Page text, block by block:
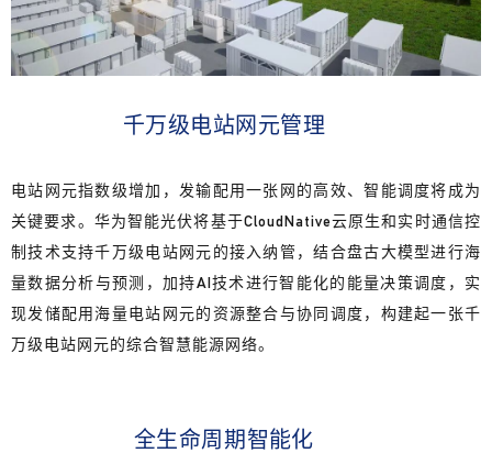
千万级电站网元管理
电站网元指数级增加，发输配用一张网的高效、智能调度将成为
关键要求。华为智能光伏将基于CloudNative云原生和实时通信控
制技术支持千万级电站网元的接入纳管，结合盘古大模型进行海
量数据分析与预测，加持AI技术进行智能化的能量决策调度，实
现发储配用海量电站网元的资源整合与协同调度，构建起一张千
万级电站网元的综合智慧能源网络。
全生命周期 智能化